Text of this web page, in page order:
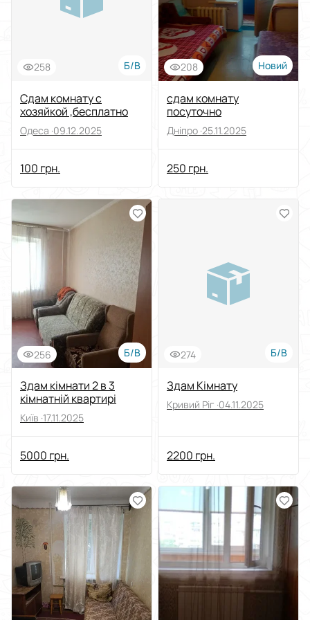
258 Б/В
Сдам комнату с
хозяйкой ,бесплатно
Одеса ·09.12.2025
100 грн.
208 Новий
сдам комнату
посуточно
Дніпро ·25.11.2025
250 грн.
256 Б/В
Здам кімнати 2 в 3
кімнатній квартирі
Київ ·17.11.2025
5000 грн.
274 Б/В
Здам Кімнату
Кривий Ріг ·04.11.2025
2200 грн.